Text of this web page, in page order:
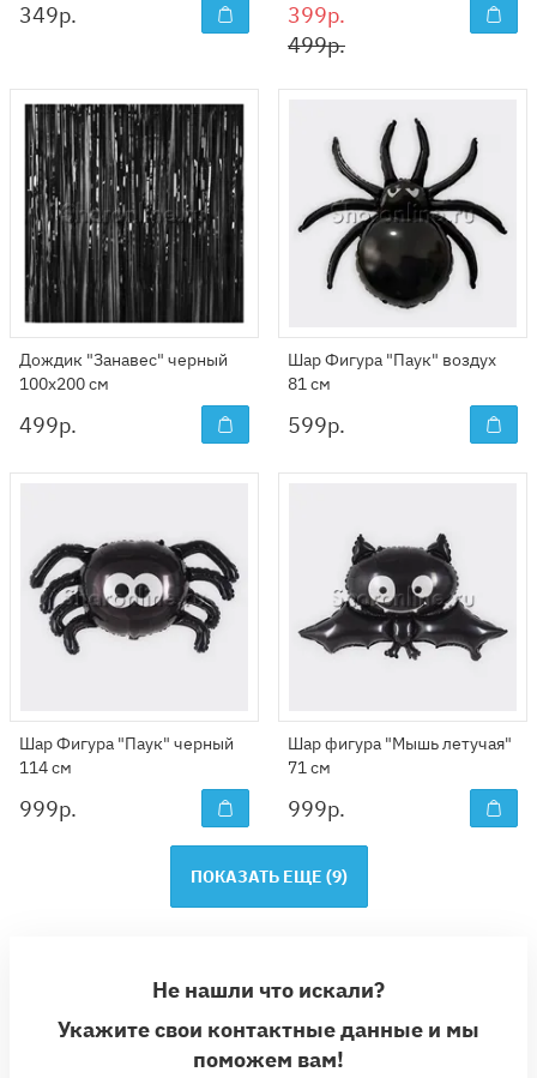
349р.
399р.
499р.
Дождик "Занавес" черный
100x200 см
499р.
Шар Фигура "Паук" воздух
81 см
599р.
Шар Фигура "Паук" черный
114 см
999р.
Шар фигура "Мышь летучая"
71 см
999р.
ПОКАЗАТЬ ЕЩЕ (9)
Не нашли что искали?
Укажите свои контактные данные и мы
поможем вам!